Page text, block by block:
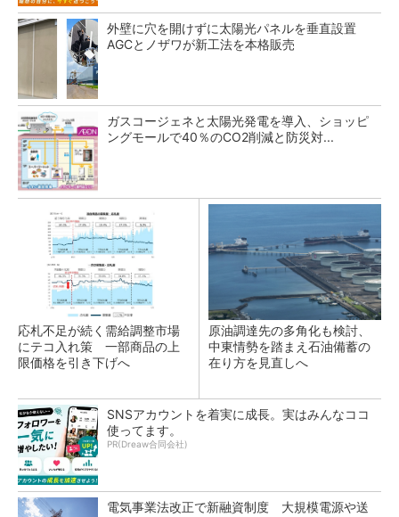
外壁に穴を開けずに太陽光パネルを垂直設置
AGCとノザワが新工法を本格販売
ガスコージェネと太陽光発電を導入、ショッピ
ングモールで40％のCO2削減と防災対...
応札不足が続く需給調整市場
にテコ入れ策 一部商品の上
限価格を引き下げへ
原油調達先の多角化も検討、
中東情勢を踏まえ石油備蓄の
在り方を見直しへ
SNSアカウントを着実に成長。実はみんなココ
使ってます。
PR(Dreaw合同会社)
電気事業法改正で新融資制度 大規模電源や送